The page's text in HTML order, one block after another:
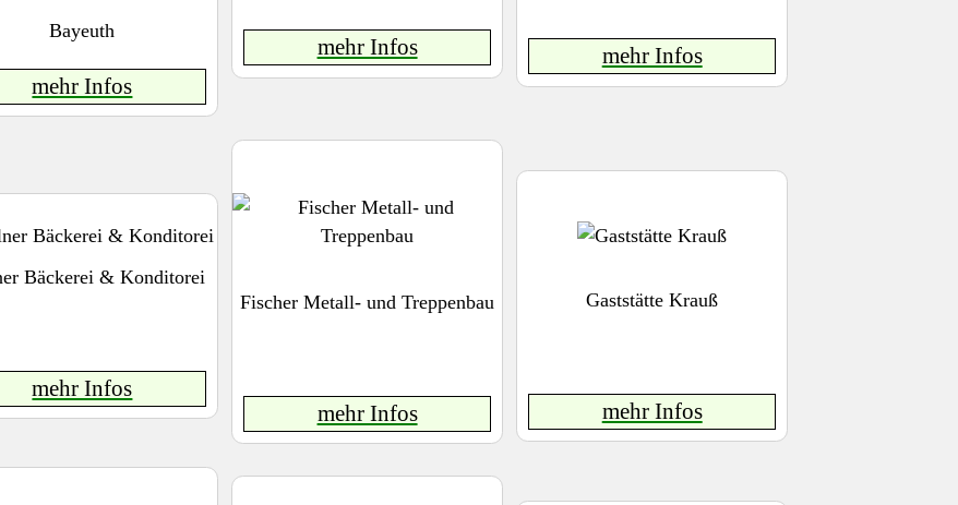
Bayeuth
mehr Infos
mehr Infos mehr Infos
Bäckerei & Konditorei
mehr Infos
Fischer Metall- und Treppenbau
mehr Infos
Gaststätte Krauß
mehr Infos